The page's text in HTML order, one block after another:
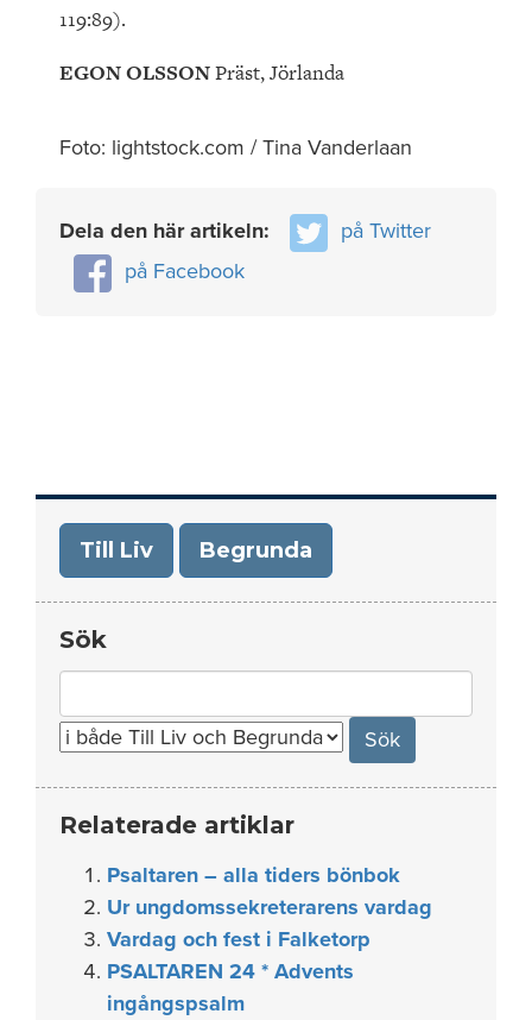
119:89).
EGON OLSSONPräst, Jörlanda
Foto: lightstock.com / Tina Vanderlaan
Dela den här artikeln:
på Twitter
på Facebook
Till Liv Begrunda
Sök
for:
Relaterade artiklar
Psaltaren – alla tiders bönbok
Ur ungdomssekreterarens vardag
Vardag och fest i Falketorp
PSALTAREN 24 * Advents
ingångspsalm